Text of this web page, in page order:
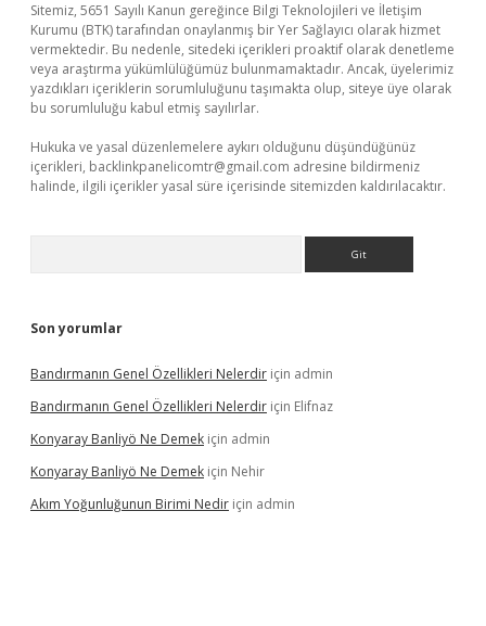
Sitemiz, 5651 Sayılı Kanun gereğince Bilgi Teknolojileri ve İletişim
Kurumu (BTK) tarafından onaylanmış bir Yer Sağlayıcı olarak hizmet
vermektedir. Bu nedenle, sitedeki içerikleri proaktif olarak denetleme
veya araştırma yükümlülüğümüz bulunmamaktadır. Ancak, üyelerimiz
yazdıkları içeriklerin sorumluluğunu taşımakta olup, siteye üye olarak
bu sorumluluğu kabul etmiş sayılırlar.
Hukuka ve yasal düzenlemelere aykırı olduğunu düşündüğünüz
içerikleri, backlinkpanelicomtr@gmail.com adresine bildirmeniz
halinde, ilgili içerikler yasal süre içerisinde sitemizden kaldırılacaktır.
Son yorumlar
Bandırmanın Genel Özellikleri Nelerdir için admin
Bandırmanın Genel Özellikleri Nelerdir için Elifnaz
Konyaray Banliyö Ne Demek için admin
Konyaray Banliyö Ne Demek için Nehir
Akım Yoğunluğunun Birimi Nedir için admin